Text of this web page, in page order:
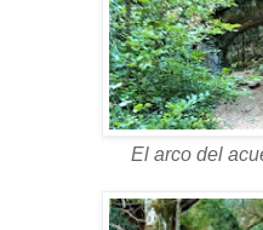
El arco del